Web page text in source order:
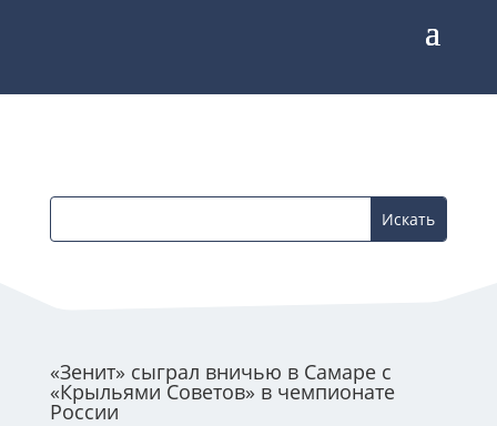
«Зенит» сыграл вничью в Самаре с
«Крыльями Советов» в чемпионате
России